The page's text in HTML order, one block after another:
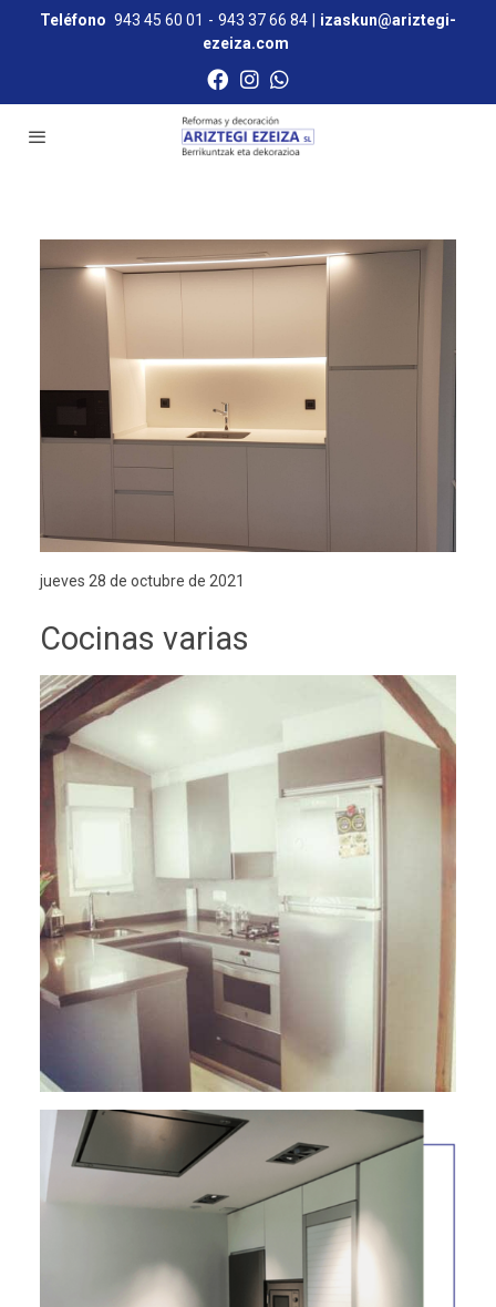
Teléfono 943 45 60 01 - 943 37 66 84
izaskun@ariztegi-
ezeiza.com
jueves 28 de octubre de 2021
Cocinas varias